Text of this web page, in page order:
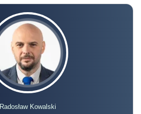
Radosław Kowalski